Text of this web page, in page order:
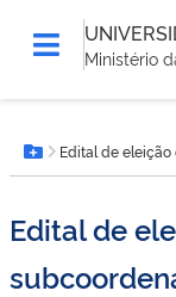
Ministério
está
aqui:Botão Menu
Edital de
Edital de